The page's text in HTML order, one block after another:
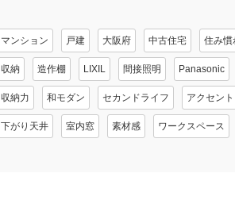
マンション 戸建 大阪府 中古住宅 住み慣
収納 造作棚 LIXIL 間接照明 Panasonic
収納力 和モダン セカンドライフ アクセン
下がり天井 室内窓 素材感 ワークスペース